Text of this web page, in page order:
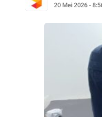
20 Mei 2026 -